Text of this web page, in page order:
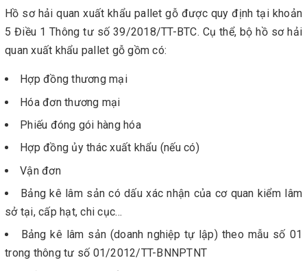
Hồ sơ hải quan xuất khẩu pallet gỗ được quy định tại khoản
5 Điều 1 Thông tư số 39/2018/TT-BTC. Cụ thể, bộ hồ sơ hải
quan xuất khẩu pallet gỗ gồm có:
Hợp đồng thương mại
Hóa đơn thương mại
Phiếu đóng gói hàng hóa
Hợp đồng ủy thác xuất khẩu (nếu có)
Vận đơn
Bảng kê lâm sản có dấu xác nhận của cơ quan kiểm lâm
sở tại, cấp hạt, chi cục…
Bảng kê lâm sản (doanh nghiệp tự lập) theo mẫu số 01
trong thông tư số 01/2012/TT-BNNPTNT